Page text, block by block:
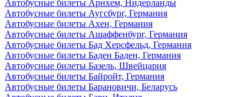
Автобусные билеты Арнхем, Нидерланды
Автобусные билеты Аугсбург, Германия
Автобусные билеты Ахен, Германия
Автобусные билеты Ашаффенбург, Германия
Автобусные билеты Бад Херсфельд, Германия
Автобусные билеты Баден Баден, Германия
Автобусные билеты Базель, Швейцария
Автобусные билеты Байройт, Германия
Автобусные билеты Барановичи, Беларусь